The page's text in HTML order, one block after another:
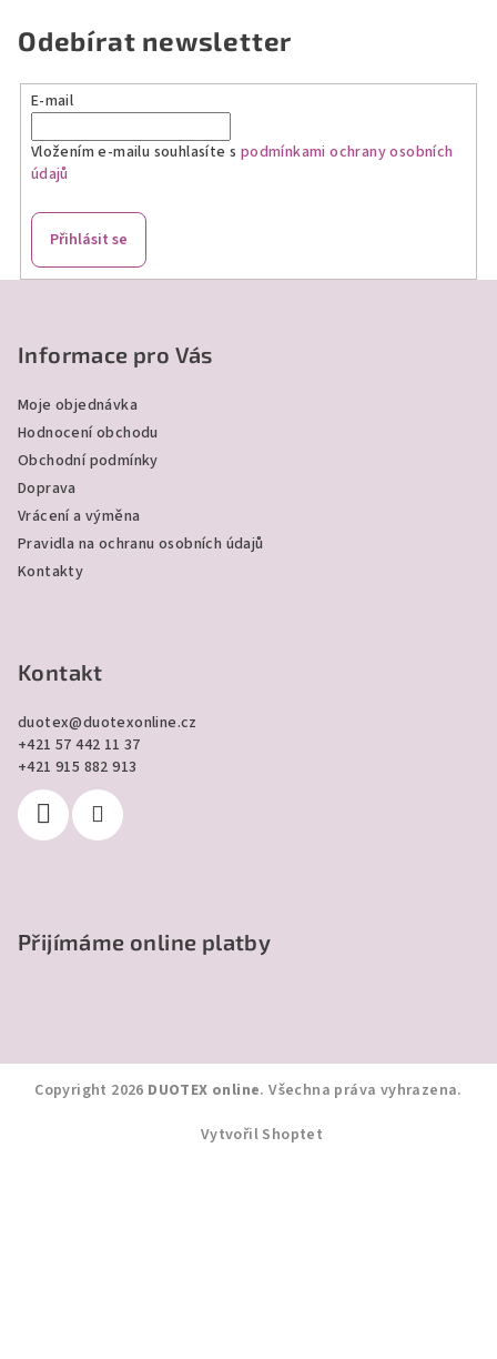
Odebírat newsletter
E-mail
Vložením e-mailu souhlasíte s podmínkami ochrany osobních
údajů
Přihlásit se
Informace pro Vás
Moje objednávka
Hodnocení obchodu
Obchodní podmínky
Doprava
Vrácení a výměna
Pravidla na ochranu osobních údajů
Kontakty
Kontakt
duotex@duotexonline.cz
+421 57 442 11 37
+421 915 882 913
Přijímáme online platby
Copyright 2026 DUOTEX online. Všechna práva vyhrazena.
Vytvořil Shoptet